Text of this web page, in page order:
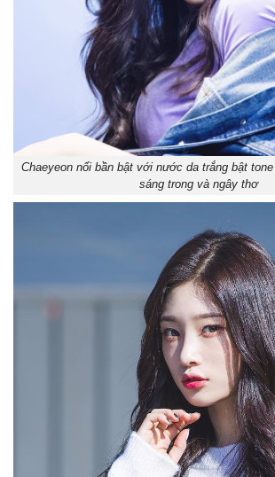
Chaeyeon nổi bần bật với nước da trắng bật
sáng trong và ngây thơ